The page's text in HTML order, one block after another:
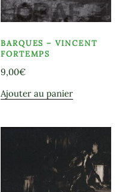
BARQUES – VINCENT
FORTEMPS
9,00€
Ajouter au panier